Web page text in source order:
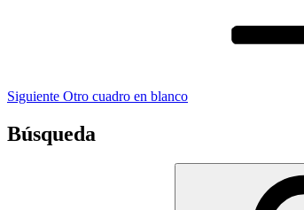
Siguiente Otro cuadro en blanco
Búsqueda